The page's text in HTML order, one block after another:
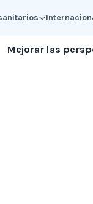
Mejorar las